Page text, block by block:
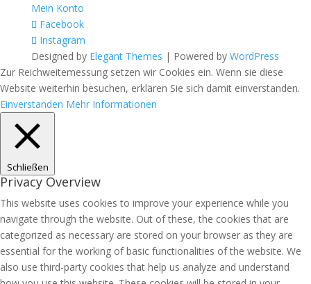
Mein Konto
Facebook
Instagram
Designed by Elegant Themes | Powered by WordPress
Zur Reichweitemessung setzen wir Cookies ein. Wenn sie diese
Website weiterhin besuchen, erklären Sie sich damit einverstanden.
Einverstanden Mehr Informationen
Schließen
Privacy Overview
This website uses cookies to improve your experience while you
navigate through the website. Out of these, the cookies that are
categorized as necessary are stored on your browser as they are
essential for the working of basic functionalities of the website. We
also use third-party cookies that help us analyze and understand